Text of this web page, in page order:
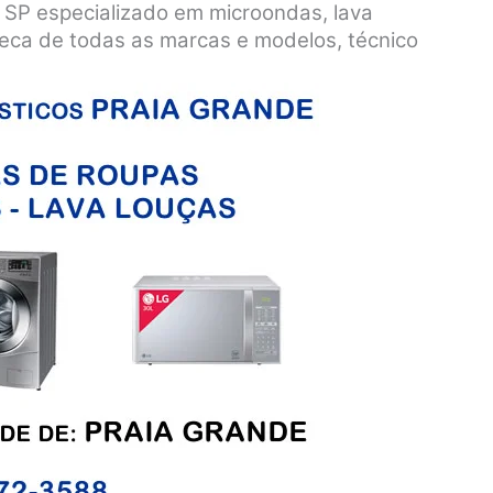
especializado em microondas, lava
de todas as marcas e modelos, técnico